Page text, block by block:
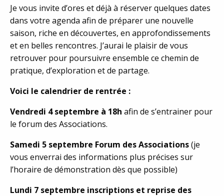
Je vous invite d’ores et déjà à réserver quelques dates
dans votre agenda afin de préparer une nouvelle
saison, riche en découvertes, en approfondissements
et en belles rencontres. J’aurai le plaisir de vous
retrouver pour poursuivre ensemble ce chemin de
pratique, d’exploration et de partage.
Voici le calendrier de rentrée :
Vendredi 4 septembre à 18h afin de s’entrainer pour
le forum des Associations.
Samedi 5 septembre Forum des Associations(je
vous enverrai des informations plus précises sur
l’horaire de démonstration dès que possible)
Lundi 7 septembre inscriptions et reprise des